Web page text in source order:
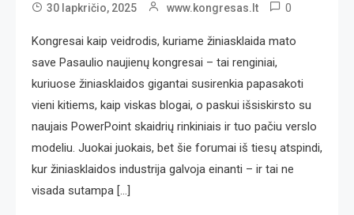
30 lapkričio, 2025 www.kongresas.lt 0
Kongresai kaip veidrodis, kuriame žiniasklaida mato
save Pasaulio naujienų kongresai – tai renginiai,
kuriuose žiniasklaidos gigantai susirenkia papasakoti
vieni kitiems, kaip viskas blogai, o paskui išsiskirsto su
naujais PowerPoint skaidrių rinkiniais ir tuo pačiu verslo
modeliu. Juokai juokais, bet šie forumai iš tiesų atspindi,
kur žiniasklaidos industrija galvoja einanti – ir tai ne
visada sutampa […]